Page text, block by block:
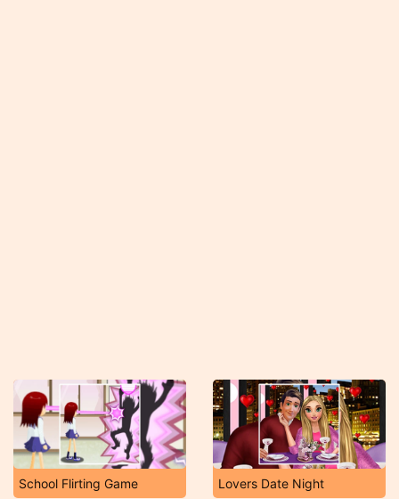
School Flirting Game Lovers Date Night